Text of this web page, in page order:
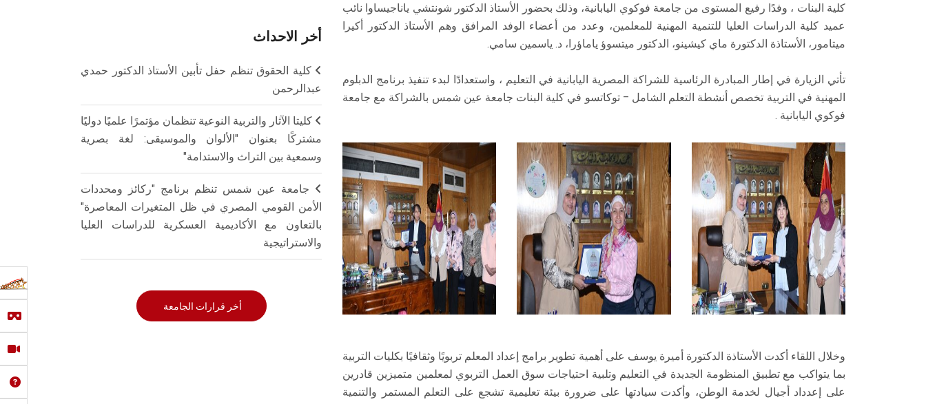
كلية البنات ، وفدًا رفيع المستوى من جامعة فوكوي اليابانية، وذلك بحضور الأستاذ الدكتور شونتشي ياناجيساوا نائب
عميد كلية الدراسات العليا للتنمية المهنية للمعلمين، وعدد من أعضاء الوفد المرافق وهم الأستاذ الدكتور أكيرا
ميتامور، الأستاذة الدكتورة ماي كيشينو، الدكتور ميتسوؤ ياماؤرا، د. ياسمين سامي.
تأتي الزيارة في إطار المبادرة الرئاسية للشراكة المصرية اليابانية في التعليم ، واستعدادًا لبدء تنفيذ برنامج الدبلوم
المهنية في التربية تخصص أنشطة التعلم الشامل – توكاتسو في كلية البنات جامعة عين شمس بالشراكة مع جامعة
فوكوي اليابانية .
وخلال اللقاء أكدت الأستاذة الدكتورة أميرة يوسف على أهمية تطوير برامج إعداد المعلم تربويًا وثقافيًا بكليات التربية
بما يتواكب مع تطبيق المنظومة الجديدة في التعليم وتلبية احتياجات سوق العمل التربوي لمعلمين متميزين قادرين
على إعدداد أجيال لخدمة الوطن، وأكدت سيادتها على ضرورة بيئة تعليمية تشجع على التعلم المستمر والتنمية
أخر الاحداث
كلية الحقوق تنظم حفل تأبين الأستاذ الدكتور حمدي
عبدالرحمن
كليتا الآثار والتربية النوعية تنظمان مؤتمرًا علميًا دوليًا
مشتركًا بعنوان "الألوان والموسيقى: لغة بصرية
وسمعية بين التراث والاستدامة"
جامعة عين شمس تنظم برنامج "ركائز ومحددات
الأمن القومي المصري في ظل المتغيرات المعاصرة"
بالتعاون مع الأكاديمية العسكرية للدراسات العليا
والاستراتيجية
أخر قرارات الجامعة